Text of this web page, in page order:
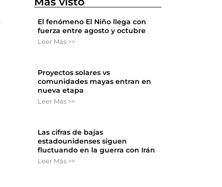
El fenómeno El Niño llega con
fuerza entre agosto y octubre
Leer Más >>
Proyectos solares vs
comunidades mayas entran en
nueva etapa
Leer Más >>
Las cifras de bajas
estadounidenses siguen
fluctuando en la guerra con Irán
Leer Más >>